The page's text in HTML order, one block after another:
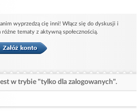
wyprzedzą cię inni! Włącz się do dyskusji i
tematy z aktywną społecznością.
w trybie "tylko dla zalogowanych".